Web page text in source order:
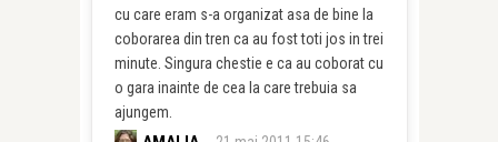
cu care eram s-a organizat asa de bine la
coborarea din tren ca au fost toti jos in trei
minute. Singura chestie e ca au coborat cu
o gara inainte de cea la care trebuia sa
ajungem.